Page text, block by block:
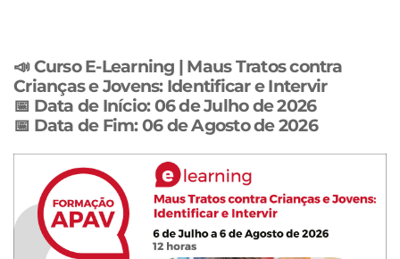
📣Curso E-Learning | Maus Tratos contra
Crianças e Jovens: Identificar e Intervir
📅 Data de Início: 06 de Julho de 2026
📅 Data de Fim: 06 de Agosto de 2026